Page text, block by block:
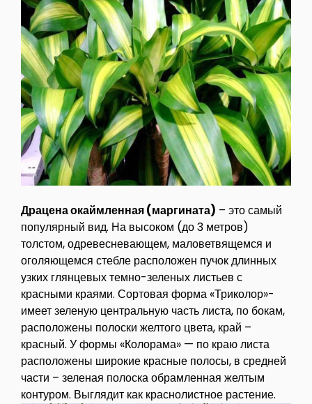
Драцена окаймленная (маргината) – это самый
популярный вид. На высоком (до 3 метров)
толстом, одревесневающем, маловетвящемся и
оголяющемся стебле расположен пучок длинных
узких глянцевых темно-зеленых листьев с
красными краями. Сортовая форма «Триколор»-
имеет зеленую центральную часть листа, по бокам,
расположены полоски желтого цвета, край –
красный. У формы «Колорама» — по краю листа
расположены широкие красные полосы, в средней
части – зеленая полоска обрамленная желтым
контуром. Выглядит как краснолистное растение.